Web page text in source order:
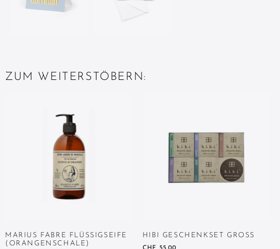
ZUM WEITERSTÖBERN:
MARIUS FABRE FLÜSSIGSEIFE
(ORANGENSCHALE)
HIBI GESCHENKSET GROSS
CHF 55.00